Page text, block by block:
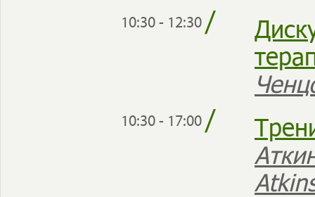
10:30 - 12:30/
10:30 - 17:00/